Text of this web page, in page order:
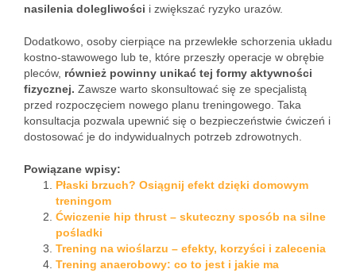
nasilenia dolegliwości i zwiększać ryzyko urazów.
Dodatkowo, osoby cierpiące na przewlekłe schorzenia układu
kostno-stawowego lub te, które przeszły operacje w obrębie
pleców, również powinny unikać tej formy aktywności
fizycznej. Zawsze warto skonsultować się ze specjalistą
przed rozpoczęciem nowego planu treningowego. Taka
konsultacja pozwala upewnić się o bezpieczeństwie ćwiczeń i
dostosować je do indywidualnych potrzeb zdrowotnych.
Powiązane wpisy:
Płaski brzuch? Osiągnij efekt dzięki domowym
treningom
Ćwiczenie hip thrust – skuteczny sposób na silne
pośladki
Trening na wioślarzu – efekty, korzyści i zalecenia
Trening anaerobowy: co to jest i jakie ma